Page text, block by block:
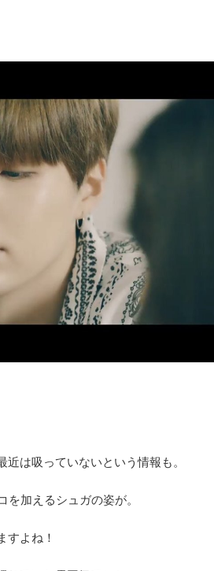
は吸っていないという情報も。
を加えるシュガの姿が。
すよね！